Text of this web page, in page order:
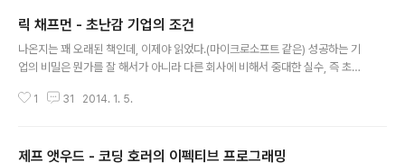
릭 채프먼 - 초난감 기업의 조건
나온지는 꽤 오래된 책인데, 이제야 읽었다.(마이크로소프트 같은) 성공하는 기
업의 비밀은 뭔가를 잘 해서가 아니라 다른 회사에 비해서 중대한 실수, 즉 초난
직한 IT기업들의 흥미로운 숨은 이야기들을 다루고 있어서 그냥 재미로 읽기에
기업 마케팅 성공전략! ...글쓴이 평점
1 31 2014. 1. 5.
제프 앳우드 - 코딩 호러의 이펙티브 프로그래밍